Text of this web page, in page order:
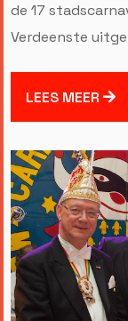
de 17
Verdeenste
LEES MEER